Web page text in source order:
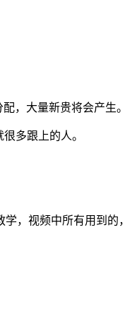
，大量新贵将会产生。
多跟上的人。
，视频中所有用到的，